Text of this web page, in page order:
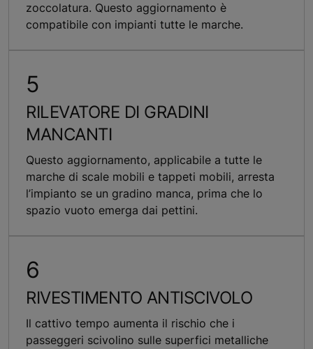
zoccolatura. Questo aggiornamento è
compatibile con impianti tutte le marche.
RILEVATORE DI GRADINI
MANCANTI
Questo aggiornamento, applicabile a tutte le
marche di scale mobili e tappeti mobili, arresta
l’impianto se un gradino manca, prima che lo
spazio vuoto emerga dai pettini.
RIVESTIMENTO ANTISCIVOLO
Il cattivo tempo aumenta il rischio che i
passeggeri scivolino sulle superfici metalliche